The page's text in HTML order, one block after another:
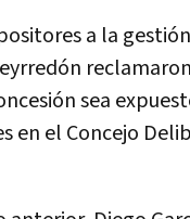
a la
sea
en el Concejo